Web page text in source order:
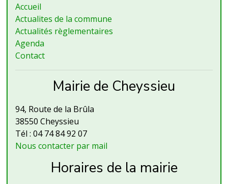
Accueil
Actualites de la commune
Actualités règlementaires
Agenda
Contact
Mairie de Cheyssieu
94, Route de la Brûla
38550 Cheyssieu
Tél : 04 74 84 92 07
Nous contacter par mail
Horaires de la mairie